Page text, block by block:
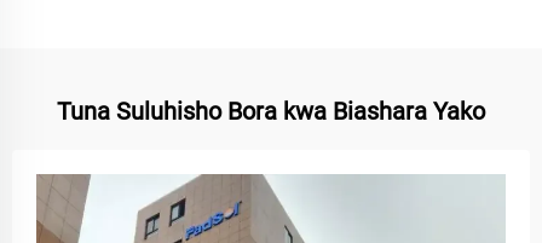
Tuna Suluhisho Bora kwa Biashara Yako